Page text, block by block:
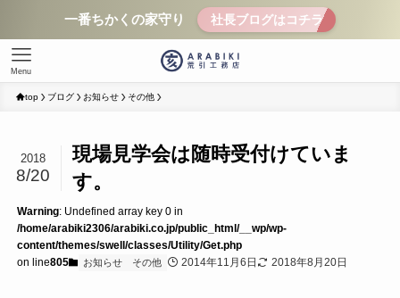
一番ちかくの家守り 社長ブログはコチラ
Menu
top ブログ お知らせ その他
現場見学会は随時受付けていま
す。
2018
8/20
Warning: Undefined array key 0 in
/home/arabiki2306/arabiki.co.jp/public_html/__wp/wp-
content/themes/swell/classes/Utility/Get.php
on line805 お知らせ その他 2014年11月6日 2018年8月20日